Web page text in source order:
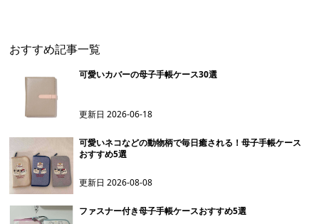
おすすめ記事一覧
可愛いカバーの母子手帳ケース30選
更新日2026-06-18
可愛いネコなどの動物柄で毎日癒される！母子手帳ケース
おすすめ5選
更新日2026-08-08
ファスナー付き母子手帳ケースおすすめ5選